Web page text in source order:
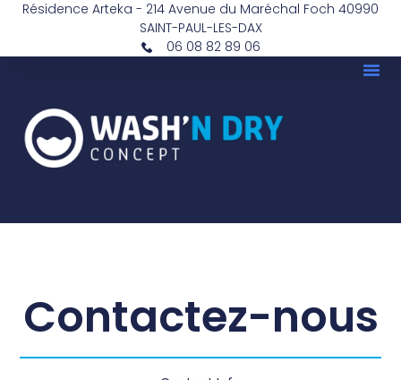
Résidence Arteka - 214 Avenue du Maréchal Foch 40990
SAINT-PAUL-LES-DAX
06 08 82 89 06
Contactez-nous